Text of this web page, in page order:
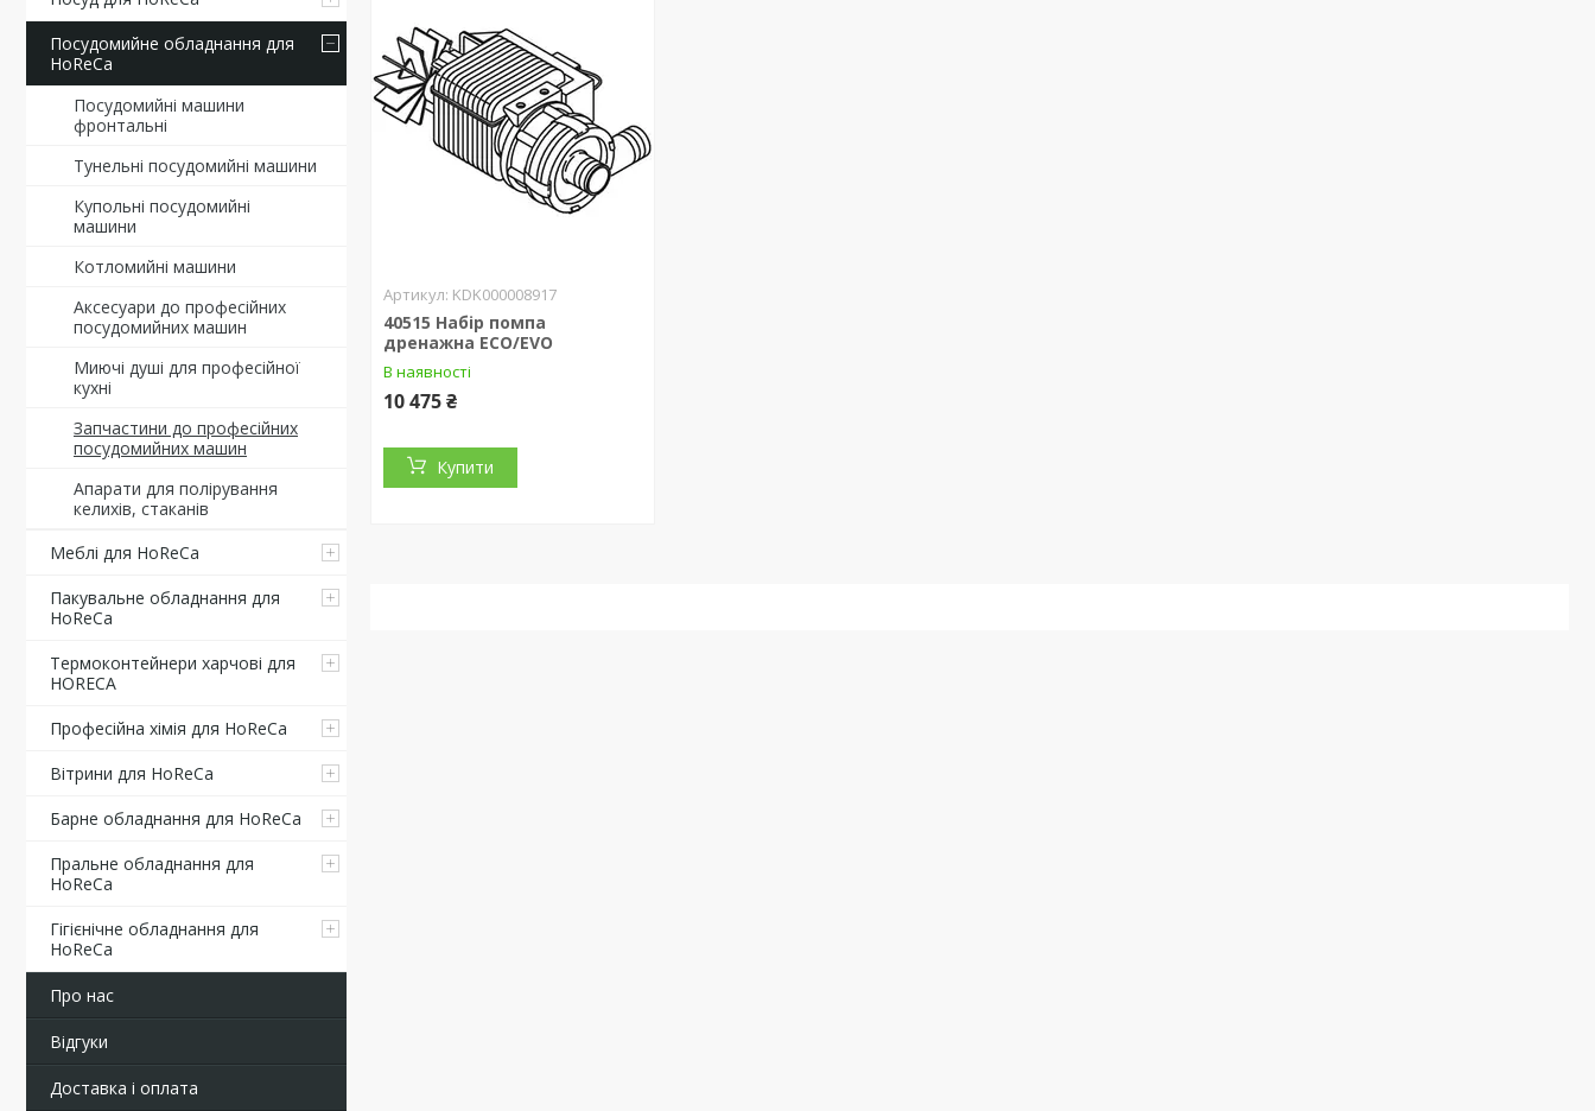
Посудомийне обладнання для
HoReCa
Посудомийні машини
фронтальні
Тунельні посудомийні машини
Купольні посудомийні
машини
Котломийні машини
Аксесуари до професійних
посудомийних машин
Миючі душі для професійної
кухні
Запчастини до професійних
посудомийних машин
Апарати для полірування
келихів, стаканів
Меблі для HoReCa
Пакувальне обладнання для
HoReCa
Термоконтейнери харчові для
HORECA
Професійна хімія для HoReCa
Вітрини для HoReCa
Барне обладнання для HoReCa
Пральне обладнання для
HoReCa
Гігієнічне обладнання для
HoReCa
Про нас
Відгуки
Доставка і оплата
KDK000008917
40515 Набір помпа
дренажна ECO/EVO
В наявності
10 475 ₴
Купити